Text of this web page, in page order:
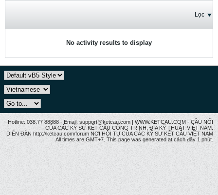
Lọc
No activity results to display
Hotline: 038.77 88888 - Email: support@ketcau.com | WWW.KETCAU.COM - CẦU NỐI
CỦA CÁC KỸ SƯ KẾT CẤU CÔNG TRÌNH, ĐỊA KỸ THUẬT VIỆT NAM.
DIỄN ĐÀN http://ketcau.com/forum NƠI HỘI TỤ CỦA CÁC KỸ SƯ KẾT CÂU VIỆT NAM
All times are GMT+7. This page was generated at cách đây 1 phút.